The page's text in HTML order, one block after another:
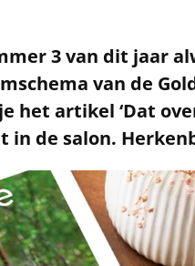
3 van dit jaar
van de
het artikel ‘Dat
de salon.